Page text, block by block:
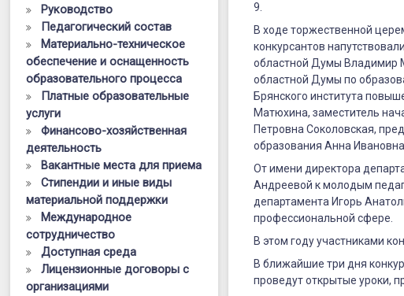
9.
В ходе торжественной
конкурсантов
областной Думы Владимир
областной Думы по
Брянского института
Матюхина, заместитель
Петровна Соколовская,
образования Анна Ивановна
От имени директора
Андреевой к молодым
департамента Игорь
профессиональной сфере.
В этом году участниками
В ближайшие три дня
проведут открытые уроки,
Руководство
Педагогический состав
Материально-техническое
обеспечение и оснащенность
образовательного процесса
Платные образовательные
услуги
Финансово-хозяйственная
деятельность
Вакантные места для приема
Стипендии и иные виды
материальной поддержки
Международное
сотрудничество
Доступная среда
Лицензионные договоры с
организациями